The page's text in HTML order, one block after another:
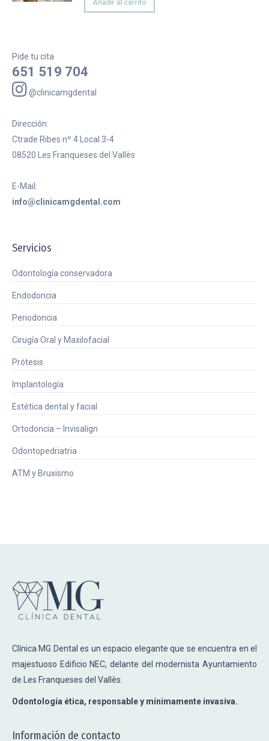
Añadir al carrito
Pide tu cita
651 519 704
@clinicamgdental
Dirección:
Ctrade Ribes nº 4 Local 3-4
08520 Les Franqueses del Vallès
E-Mail:
info@clinicamgdental.com
Servicios
Odontología conservadora
Endodoncia
Periodoncia
Cirugía Oral y Maxilofacial
Prótesis
Implantología
Estética dental y facial
Ortodoncia – Invisalign
Odontopedriatria
ATM y Bruxismo
Clínica MG Dental es un espacio elegante que se encuentra en el
majestuoso Edificio NEC, delante del modernista Ayuntamiento
de Les Franqueses del Vallès.
Odontología ética, responsable y mínimamente invasiva.
Información de contacto